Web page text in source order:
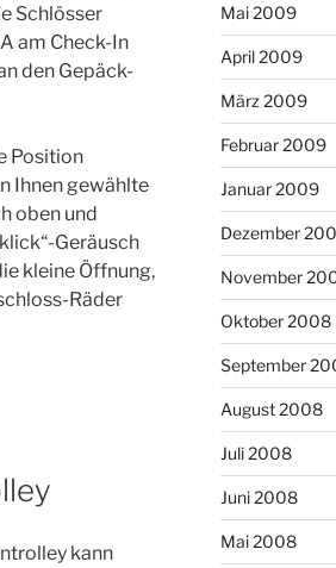
Schlösser
am Check-In
den Gepäck-
Position
Ihnen gewählte
oben und
Geräusch
kleine Öffnung,
Räder
kann
Mai 2009
April 2009
März 2009
Februar 2009
Januar 2009
Dezember
November
Oktober 2008
September
August 2008
Juli 2008
Juni 2008
Mai 2008